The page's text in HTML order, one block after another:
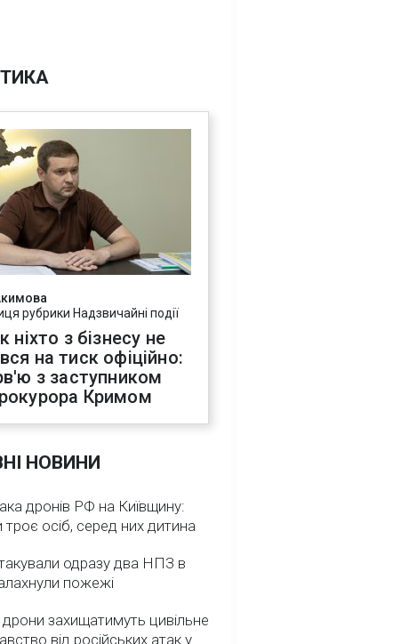
рубрики Надзвичайні події
ніхто з бізнесу не
на тиск офіційно:
з заступником
Кримом
НОВИНИ
дронів РФ на Київщину:
троє осіб, серед них дитина
одразу два НПЗ в
пожежі
захищатимуть цивільне
від російських атак у